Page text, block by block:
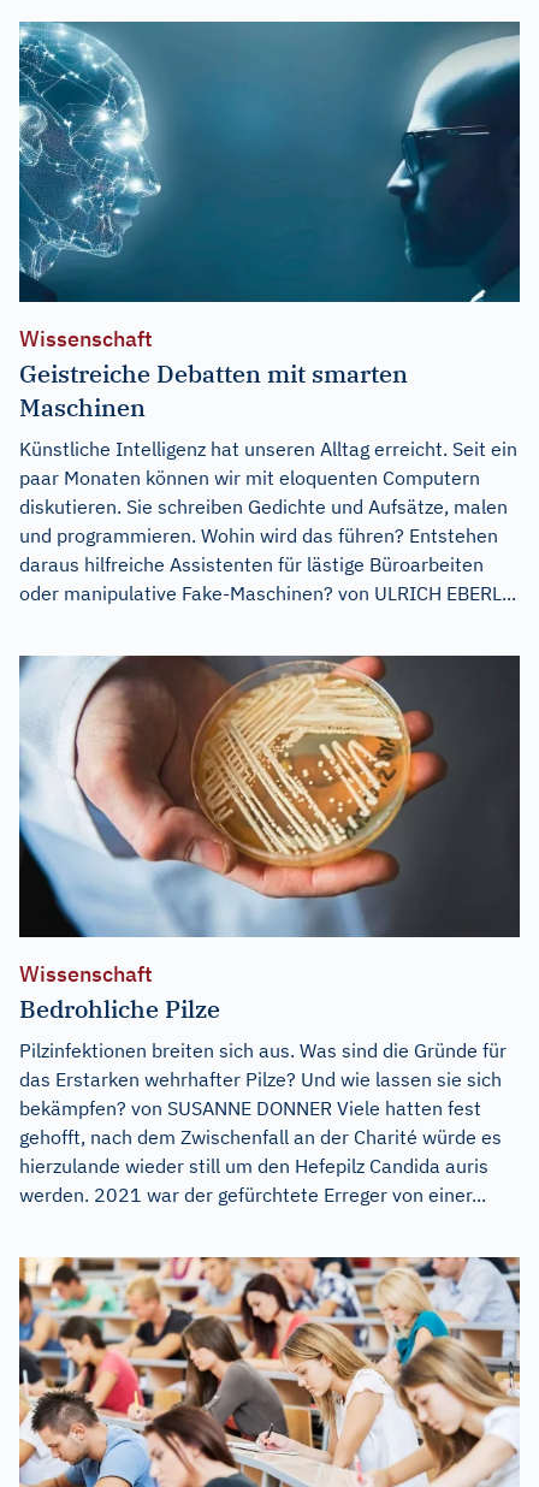
Wissenschaft
Geistreiche Debatten mit smarten
Maschinen
Künstliche Intelligenz hat unseren Alltag erreicht. Seit ein
paar Monaten können wir mit eloquenten Computern
diskutieren. Sie schreiben Gedichte und Aufsätze, malen
und programmieren. Wohin wird das führen? Entstehen
daraus hilfreiche Assistenten für lästige Büroarbeiten
oder manipulative Fake-Maschinen? von ULRICH EBERL...
Wissenschaft
Bedrohliche Pilze
Pilzinfektionen breiten sich aus. Was sind die Gründe für
das Erstarken wehrhafter Pilze? Und wie lassen sie sich
bekämpfen? von SUSANNE DONNER Viele hatten fest
gehofft, nach dem Zwischenfall an der Charité würde es
hierzulande wieder still um den Hefepilz Candida auris
werden. 2021 war der gefürchtete Erreger von einer...